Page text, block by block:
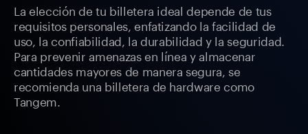
La elección de tu billetera ideal depende de tus
requisitos personales, enfatizando la facilidad de
uso, la confiabilidad, la durabilidad y la seguridad.
Para prevenir amenazas en línea y almacenar
cantidades mayores de manera segura, se
recomienda una billetera de hardware como
Tangem.